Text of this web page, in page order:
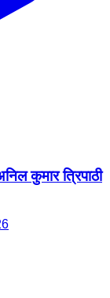
कुमार त्रिपाठी